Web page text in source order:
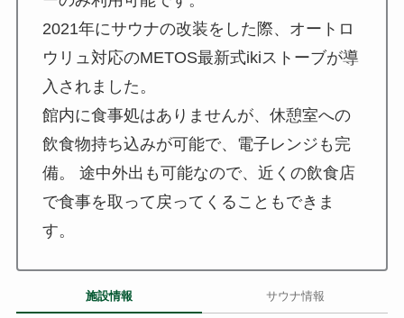
2021年にサウナの改装をした際、オートロ
ウリュ対応のMETOS最新式ikiストーブが導
入されました。
館内に食事処はありませんが、休憩室への
飲食物持ち込みが可能で、電子レンジも完
備。 途中外出も可能なので、近くの飲食店
で食事を取って戻ってくることもできま
す。
施設情報 サウナ情報